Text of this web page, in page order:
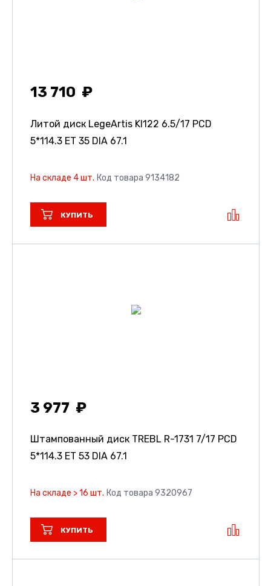
13 710
Литой диск LegeArtis KI122 6.5/17 PCD
5*114.3 ET 35 DIA 67.1
На складе 4 шт. Код товара 9134182
КУПИТЬ
3 977
Штампованный диск TREBL R-1731 7/17 PCD
5*114.3 ET 53 DIA 67.1
На складе > 16 шт. Код товара 9320967
КУПИТЬ